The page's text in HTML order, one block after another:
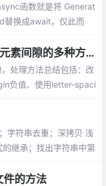
函数就是将 Generat
替换成await，仅此而
html/css解决inline-block内联元素间隙的多种方法总汇
处理方法总结包括：改
负值、使用letter-spaci
字符串去重；深拷贝 浅
继承；找出字符串中第
件的方法